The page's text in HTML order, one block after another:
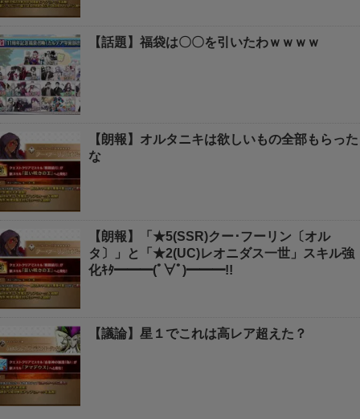
【話題】福袋は〇〇を引いたわｗｗｗｗ
【朗報】オルタニキは欲しいもの全部もらった
な
【朗報】「★5(SSR)クー･フーリン〔オル
タ〕」と「★2(UC)レオニダス一世」スキル強
化ｷﾀ━━━(ﾟ∀ﾟ)━━━!!
【議論】星１でこれは高レア超えた？